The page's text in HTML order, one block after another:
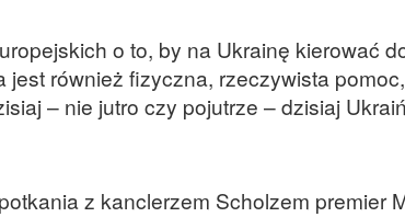
o to, by na Ukrainę kierować
również fizyczna, rzeczywista
– nie jutro czy pojutrze – dzisiaj
z kanclerzem Scholzem premier